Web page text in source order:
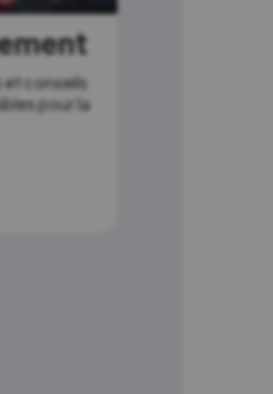
et conseils
pour la